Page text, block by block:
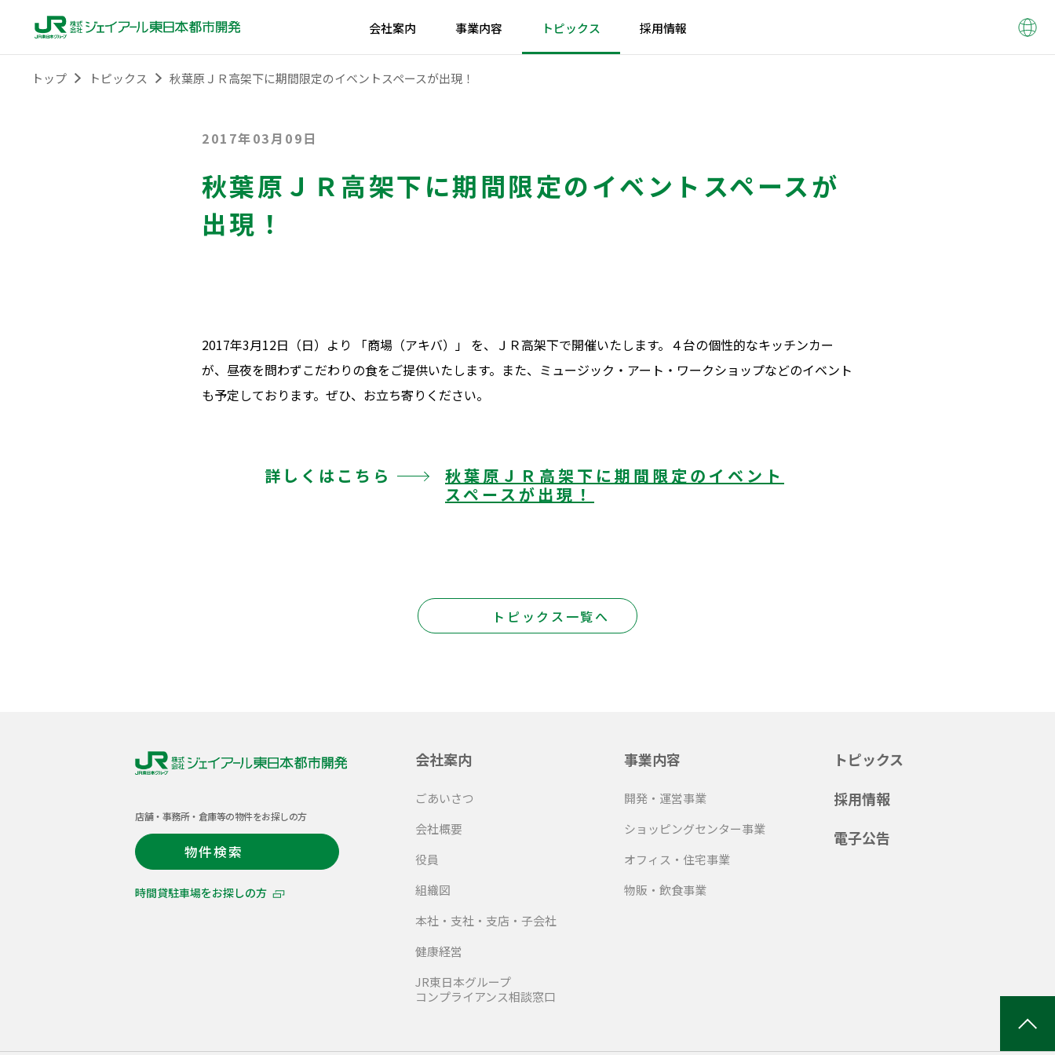
会社案内 事業内容 トピックス 採用情報
トップ トピックス 秋葉原ＪＲ高架下に期間限定のイベントスペースが出現！
2017年03月09日
秋葉原ＪＲ高架下に期間限定のイベントスペースが
出現！
2017年3月12日（日）より 「商場（アキバ）」 を、ＪＲ高架下で開催いたします。４台の個性的なキッチンカー
が、昼夜を問わずこだわりの食をご提供いたします。また、ミュージック・アート・ワークショップなどのイベント
も予定しております。ぜひ、お立ち寄りください。
詳しくはこちら
秋葉原ＪＲ高架下に期間限定のイベント
スペースが出現！
トピックス一覧へ
会
社
ジ
イ
市
店舗・事務所・倉庫等の物件をお探しの方
物件検索
時間貸駐車場をお探しの方
会社案内
ごあいさつ
会社概要
役員
組織図
本社・支社・支店・子会社
健康経営
JR東日本グループ
コンプライアンス相談窓口
事業内容
開発・運営事業
ショッピングセンター事業
オフィス・住宅事業
物販・飲食事業
トピックス
採用情報
電子公告